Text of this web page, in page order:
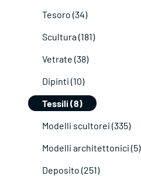
Tesoro (34)
Scultura (181)
Vetrate (38)
Dipinti (10)
Tessili (8)
Modelli scultorei (335)
Modelli architettonici (5)
Deposito (251)